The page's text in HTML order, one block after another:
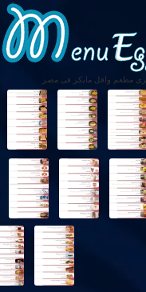
مطعم وافل مايكر فى مصر